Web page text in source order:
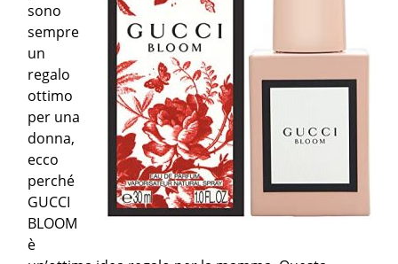
sono
sempre
un
regalo
ottimo
per una
donna,
ecco
perché
GUCCI
BLOOM
è